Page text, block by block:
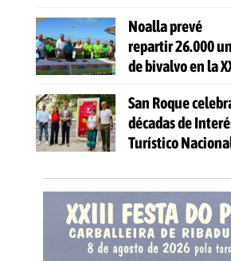
Noalla prevé
repartir 26.000
de bivalvo en la
San Roque
décadas de
Turístico
actividades